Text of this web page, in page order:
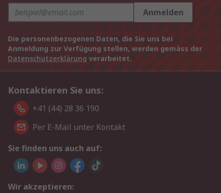
Anmelden
Die personenbezogenen Daten, die Sie uns bei
Anmeldung zur Verfügung stellen, werden gemäss der
Datenschutzerklärung verarbeitet.
Kontaktieren Sie uns:
+41 (44) 28 36 190
Per E-Mail unter Kontakt
Sie finden uns auch auf:
Wir akzeptieren: